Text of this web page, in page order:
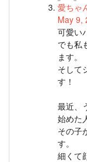
愛ちゃ
May 9,
可愛い
でも私
ます。
そして
す！
最近、
始めた
その子
す。
細くて